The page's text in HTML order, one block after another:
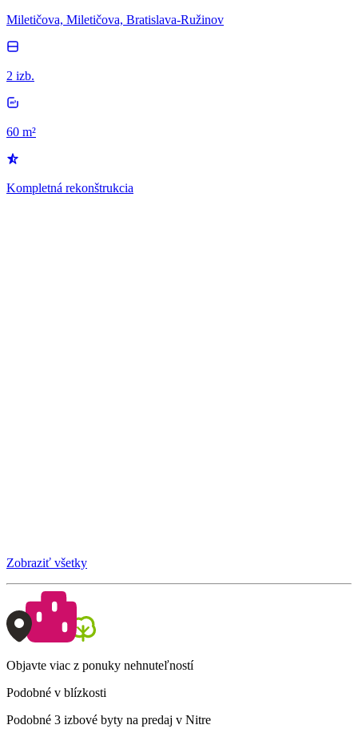
Miletičova, Miletičova, Bratislava-Ružinov
2 izb.
60 m²
Kompletná rekonštrukcia
Zobraziť všetky
Objavte viac z ponuky nehnuteľností
Podobné v blízkosti
Podobné 3 izbové byty na predaj v Nitre